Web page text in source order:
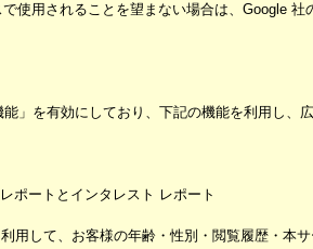
使用されることを望まない場合は、Google
」を有効にしており、下記の機能を利用し
ポートとインタレスト レポート
用して、お客様の年齢・性別・閲覧履歴・本